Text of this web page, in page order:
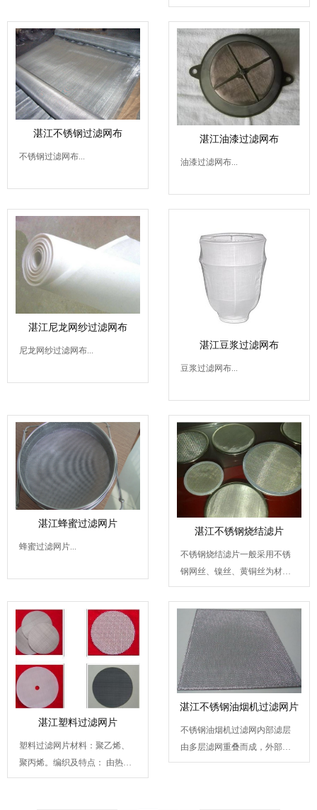
湛江不锈钢过滤网布
不锈钢过滤网布...
湛江油漆过滤网布
油漆过滤网布...
湛江尼龙网纱过滤网布
尼龙网纱过滤网布... 湛江豆浆过滤网布
豆浆过滤网布...
湛江蜂蜜过滤网片
蜂蜜过滤网片...
湛江不锈钢烧结滤片
不锈钢烧结滤片一般采用不锈
钢网丝、镍丝、黄铜丝为材
料。金属丝编织密纹网中纬...
湛江塑料过滤网片
塑料过滤网片材料：聚乙烯、
聚丙烯。编织及特点： 由热
喷、冷固加工而成;具耐磨、...
湛江不锈钢油烟机过滤网片
不锈钢油烟机过滤网内部滤层
由多层滤网重叠而成，外部由
不锈钢边框固定，使之更...